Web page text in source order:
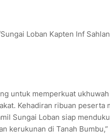
Loban Kapten Inf
untuk memperkuat
Kehadiran ribuan peserta
Sungai Loban siap
kerukunan di Tanah